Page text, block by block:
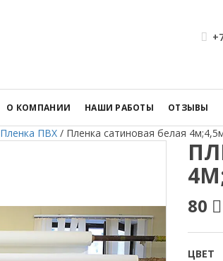
О КОМПАНИИ НАШИ РАБОТЫ ОТЗЫВЫ
Пленка ПВХ / Пленка сатиновая белая
80
ЦВЕТ